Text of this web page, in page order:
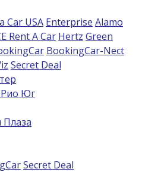
Car USA Enterprise Alamo
Rent A Car Hertz Green
BookingCar-Nect
Secret Deal
Юг
Плаза
Secret Deal